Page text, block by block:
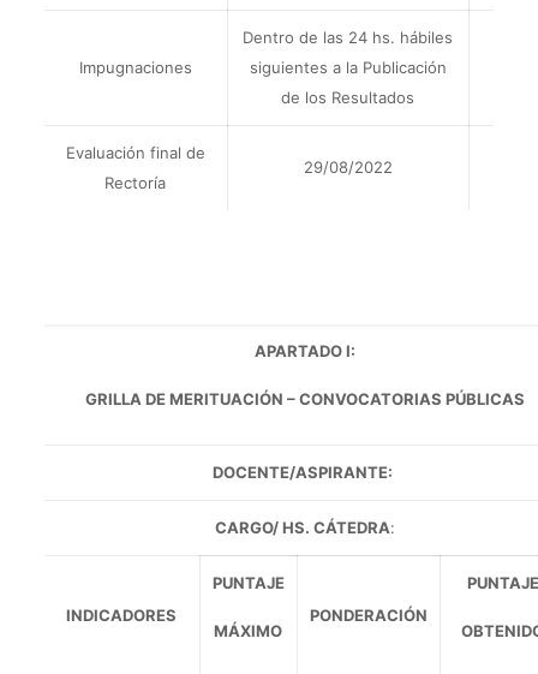
Impugnaciones
Dentro de las 24 hs. hábiles
siguientes a la Publicación
de los Resultados
Evaluación final de
Rectoría
29/08/2022
APARTADO I:
GRILLA DE MERITUACIÓN – CONVOCATORIAS PÚBLICAS
DOCENTE/ASPIRANTE:
CARGO/ HS. CÁTEDRA:
INDICADORES
PUNTAJE
MÁXIMO
PONDERACIÓN
PUNTAJE